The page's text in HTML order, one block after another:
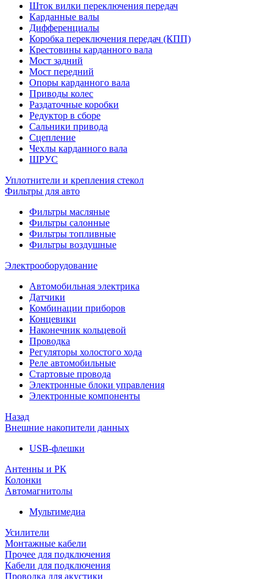
Шток вилки переключения передач
Карданные валы
Дифференциалы
Коробка переключения передач (КПП)
Крестовины карданного вала
Мост задний
Мост передний
Опоры карданного вала
Приводы колес
Раздаточные коробки
Редуктор в сборе
Сальники привода
Сцепление
Чехлы карданного вала
ШРУС
Уплотнители и крепления стекол
Фильтры для авто
Фильтры масляные
Фильтры салонные
Фильтры топливные
Фильтры воздушные
Электрооборудование
Автомобильная электрика
Датчики
Комбинации приборов
Концевики
Наконечник кольцевой
Проводка
Регуляторы холостого хода
Реле автомобильные
Стартовые провода
Электронные блоки управления
Электронные компоненты
Назад
Внешние накопители данных
USB-флешки
Антенны и РК
Колонки
Автомагнитолы
Мультимедиа
Усилители
Монтажные кабели
Прочее для подключения
Кабели для подключения
Проводка для акустики